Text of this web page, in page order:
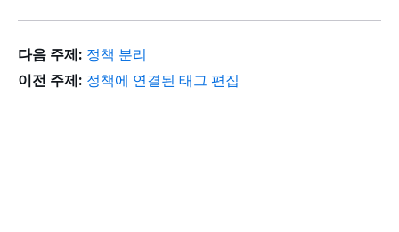
다음 주제: 정책 분리
이전 주제: 정책에 연결된 태그 편집